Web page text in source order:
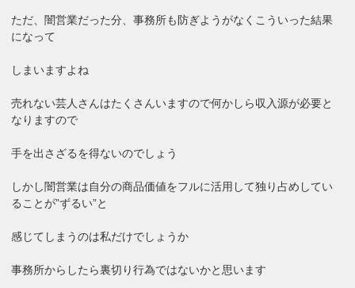
ただ、闇営業だった分、事務所も防ぎようがなくこういった結果
になって
しまいますよね
売れない芸人さんはたくさんいますので何かしら収入源が必要と
なりますので
手を出さざるを得ないのでしょう
しかし闇営業は自分の商品価値をフルに活用して独り占めしてい
ることが”ずるい”と
感じてしまうのは私だけでしょうか
事務所からしたら裏切り行為ではないかと思います